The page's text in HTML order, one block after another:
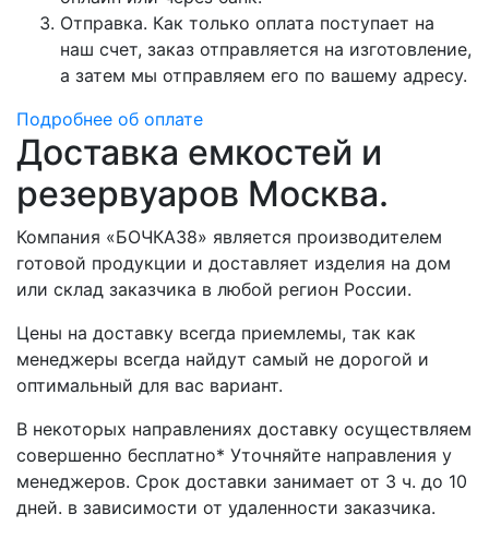
Отправка. Как только оплата поступает на
наш счет, заказ отправляется на изготовление,
а затем мы отправляем его по вашему адресу.
Подробнее об оплате
Доставка емкостей и
резервуаров Москва.
Компания «БОЧКА38» является производителем
готовой продукции и доставляет изделия на дом
или склад заказчика в любой регион России.
Цены на доставку всегда приемлемы, так как
менеджеры всегда найдут самый не дорогой и
оптимальный для вас вариант.
В некоторых направлениях доставку осуществляем
совершенно бесплатно* Уточняйте направления у
менеджеров. Срок доставки занимает от 3 ч. до 10
дней. в зависимости от удаленности заказчика.